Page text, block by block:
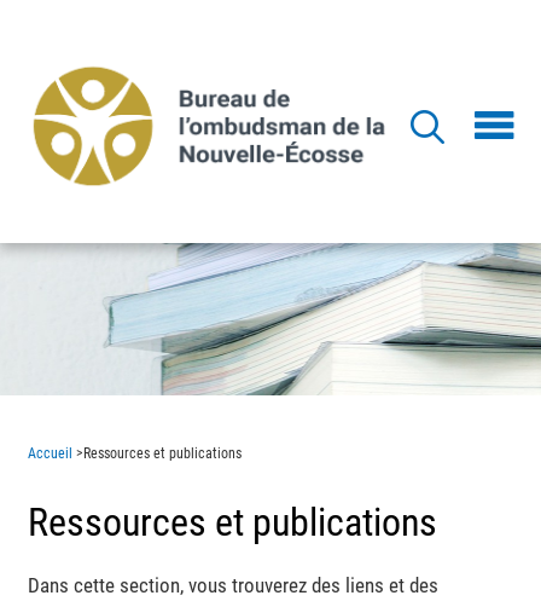
contenu
principal
Accueil > Ressources et publications
Ressources et publications
Dans cette section, vous trouverez des liens et des